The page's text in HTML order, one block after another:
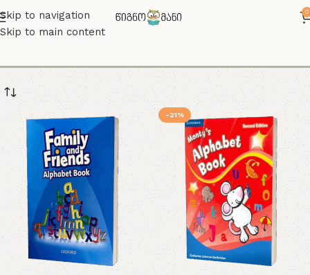
Skip to navigation
Skip to main content
0
-21%